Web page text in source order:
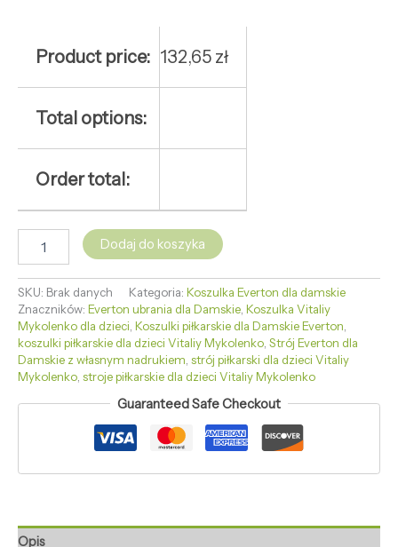
Product price: 132,65 zł
Total options:
Order total:
Dodaj do koszyka
SKU: Brak danych Kategoria: Koszulka Everton dla damskie
Znaczników: Everton ubrania dla Damskie, Koszulka Vitaliy
Mykolenko dla dzieci, Koszulki piłkarskie dla Damskie Everton,
koszulki piłkarskie dla dzieci Vitaliy Mykolenko, Strój Everton dla
Damskie z własnym nadrukiem, strój piłkarski dla dzieci Vitaliy
Mykolenko, stroje piłkarskie dla dzieci Vitaliy Mykolenko
Guaranteed Safe Checkout
Opis